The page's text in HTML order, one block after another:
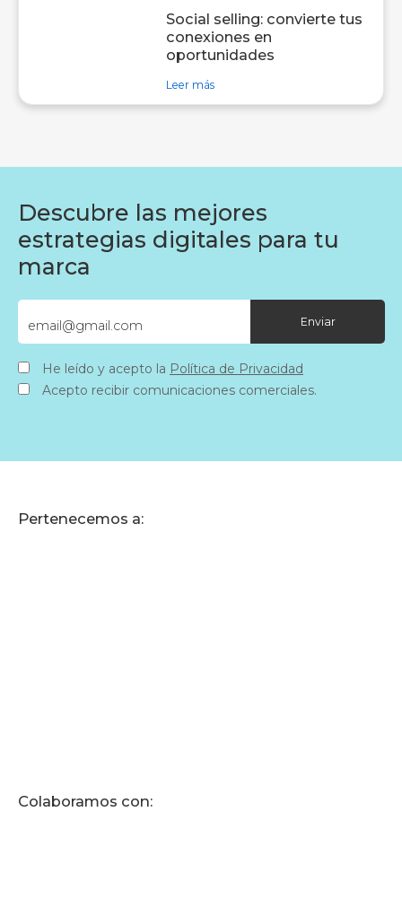
Social selling: convierte tus
conexiones en
oportunidades
Leer mássobre entrada Social selling:
Descubre las mejores
estrategias digitales para tu
marca
He leído y acepto la Política de Privacidad
Acepto recibir comunicaciones comerciales.
Pertenecemos a:
Colaboramos con: